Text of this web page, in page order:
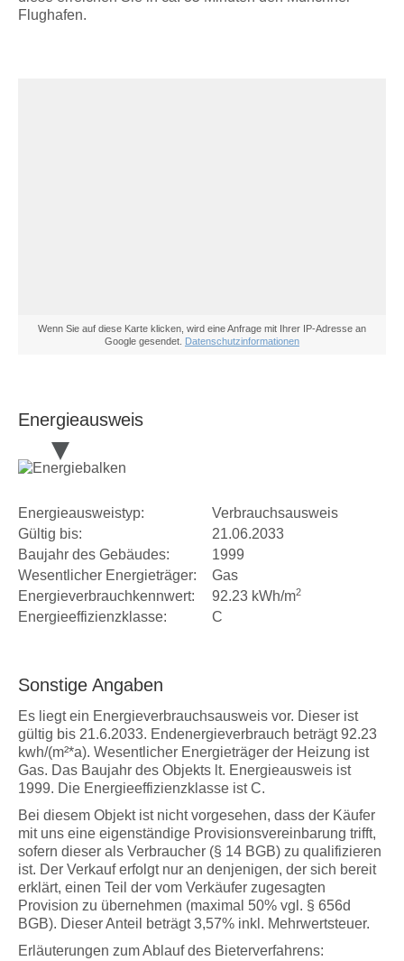
Flughafen.
Wenn Sie auf diese Karte klicken, wird eine Anfrage mit Ihrer IP-Adresse an
Google gesendet. Datenschutzinformationen
Energieausweis
Energieausweistyp:
Verbrauchsausweis
Gültig bis:
21.06.2033
Baujahr des Gebäudes:
1999
Wesentlicher Energieträger:
Gas
Energieverbrauchkennwert:
92.23 kWh/m2
Energieeffizienzklasse: C
Sonstige Angaben
Es liegt ein Energieverbrauchsausweis vor. Dieser ist
gültig bis 21.6.2033. Endenergieverbrauch beträgt 92.23
kwh/(m²*a). Wesentlicher Energieträger der Heizung ist
Gas. Das Baujahr des Objekts lt. Energieausweis ist
1999. Die Energieeffizienzklasse ist C.
Bei diesem Objekt ist nicht vorgesehen, dass der Käufer
mit uns eine eigenständige Provisionsvereinbarung trifft,
sofern dieser als Verbraucher (§ 14 BGB) zu qualifizieren
ist. Der Verkauf erfolgt nur an denjenigen, der sich bereit
erklärt, einen Teil der vom Verkäufer zugesagten
Provision zu übernehmen (maximal 50% vgl. § 656d
BGB). Dieser Anteil beträgt 3,57% inkl. Mehrwertsteuer.
Erläuterungen zum Ablauf des Bieterverfahrens: